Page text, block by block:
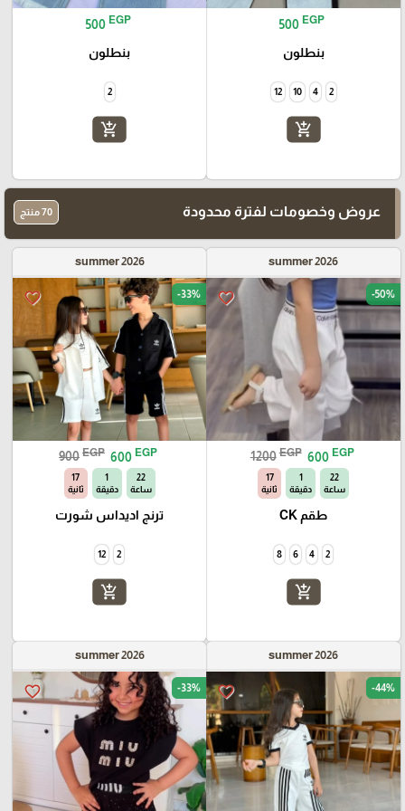
500 EGP
بنطلون
2
4
10
12
add_shopping_cart
500 EGP
بنطلون
2
add_shopping_cart
عروض وخصومات لفترة محدودة 70 منتج
summer 2026
favorite_border -50%
1200 EGP 600 EGP
22
ساعة
1
دقيقة
16
ثانية
طقم CK
2
4
6
8
add_shopping_cart
summer 2026
favorite_border -33%
900 EGP 600 EGP
22
ساعة
1
دقيقة
16
ثانية
ترنج اديداس شورت
2
12
add_shopping_cart
summer 2026
favorite_border -44%
summer 2026
favorite_border -33%